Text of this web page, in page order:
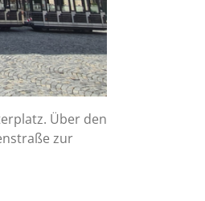
Über den
zur